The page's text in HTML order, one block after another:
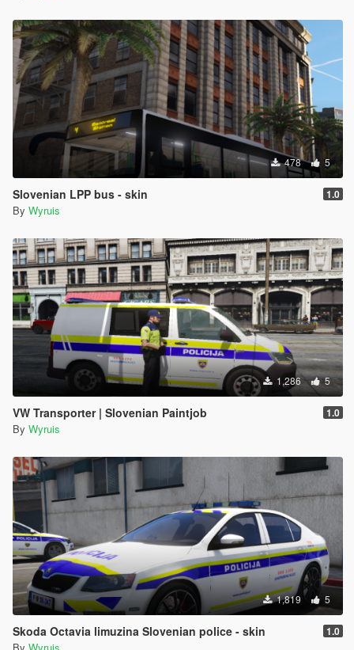
478 5
Slovenian LPP bus - skin 1.0
By Wyruis
1,286 5
VW Transporter | Slovenian Paintjob 1.0
By Wyruis
1,819 5
Skoda Octavia limuzina Slovenian police - skin 1.0